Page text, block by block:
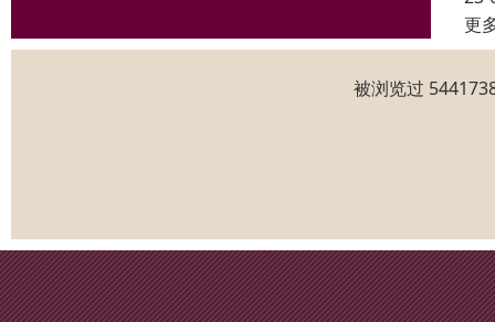
更
被浏览过